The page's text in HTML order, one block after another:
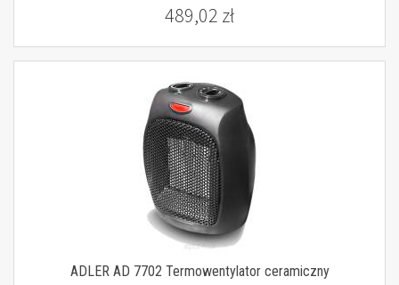
489,02 zł
ADLER AD 7702 Termowentylator ceramiczny